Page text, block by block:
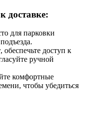
доставке:
для парковки
, обеспечьте доступ к
ручной
комфортные
чтобы убедиться